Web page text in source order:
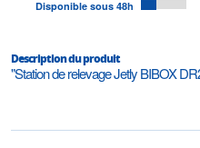
Disponible sous 48h
Description du produit
"Station de relevage Jetly BIBOX